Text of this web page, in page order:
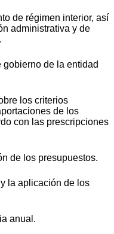
de régimen interior, así
administrativa y de
de la entidad
los criterios
de los
con las prescripciones
de los presupuestos.
la aplicación de los
anual.